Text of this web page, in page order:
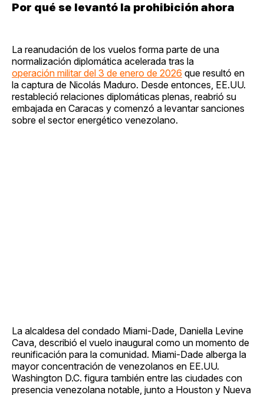
Por qué se levantó la prohibición ahora
La reanudación de los vuelos forma parte de una
normalización diplomática acelerada tras la
operación militar del 3 de enero de 2026 que resultó en
la captura de Nicolás Maduro. Desde entonces, EE.UU.
restableció relaciones diplomáticas plenas, reabrió su
embajada en Caracas y comenzó a levantar sanciones
sobre el sector energético venezolano.
La alcaldesa del condado Miami-Dade, Daniella Levine
Cava, describió el vuelo inaugural como un momento de
reunificación para la comunidad. Miami-Dade alberga la
mayor concentración de venezolanos en EE.UU.
Washington D.C. figura también entre las ciudades con
presencia venezolana notable, junto a Houston y Nueva